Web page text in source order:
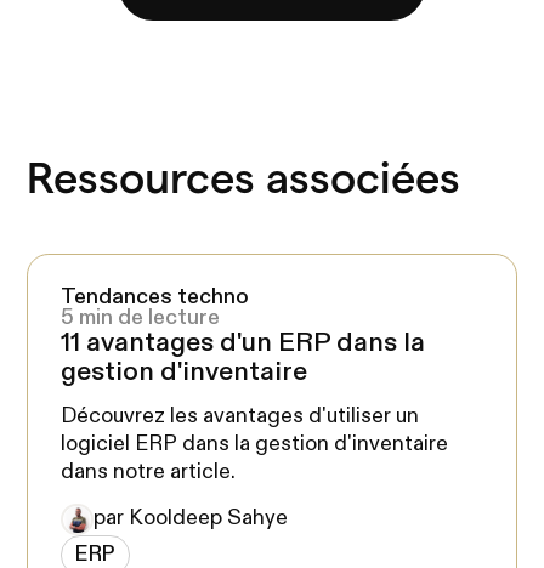
Ressources associées
Tendances techno
5 min de lecture
11 avantages d'un ERP dans la
gestion d'inventaire
Découvrez les avantages d'utiliser un
logiciel ERP dans la gestion d'inventaire
dans notre article.
par Kooldeep Sahye
ERP